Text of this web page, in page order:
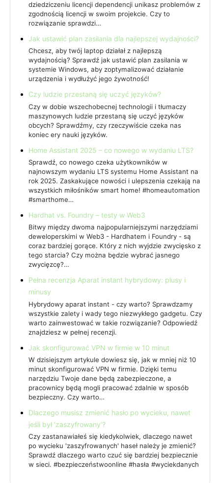
dziedziczeniu licencji dependencji unikasz problemów z
zgodnością licencji w swoim projekcie. Czy to
rozwiązanie sprawdzi…
Jak ustawić plan zasilania dla najlepszej wydajności?
Chcesz, aby twój laptop działał z najlepszą
wydajnością? Sprawdź jak ustawić plan zasilania w
systemie Windows, aby zoptymalizować działanie
urządzenia i wydłużyć jego żywotność!
Czy ludzie przestaną się uczyć języków?
Czy w dobie wszechobecnej technologii i tłumaczy
maszynowych ludzie przestaną się uczyć języków
obcych? Sprawdźmy, czy rzeczywiście czeka nas
koniec ery nauki języków.
Home Assistant 2025 – co nowego w wydaniu LTS?
Sprawdź, co nowego czeka użytkowników w
najnowszym wydaniu LTS systemu Home Assistant na
rok 2025. Zaskakujące nowości i ulepszenia czekają na
wszystkich miłośników smart home! #homeautomation
#smarthome…
Hardhat vs. Foundry – testy w Web3
Bitwy między dwoma najpopularniejszymi narzędziami
deweloperskimi w Web3 - Hardhatem i Foundry - są
coraz bardziej gorące. Który z nich wyjdzie zwycięsko z
tego starcia? Czy można będzie wybrać jasnego
zwycięzcę?…
Pełna recenzja Aparat instant hybrydowy: plusy i
minusy
Hybrydowy aparat instant - czy warto? Sprawdzamy
wszystkie zalety i wady tego niezwykłego gadgetu. Czy
warto zainwestować w takie rozwiązanie? Odpowiedź
znajdziesz w pełnej recenzji.
Jak skonfigurować VPN w firmie w 10 minut
W dzisiejszym artykule dowiesz się, jak w mniej niż 10
minut skonfigurować VPN w firmie. Dzięki temu
narzędziu Twoje dane będą zabezpieczone, a
pracownicy będą mogli pracować zdalnie w sposób
bezpieczny. Czy warto…
Dlaczego musisz zmienić hasło po wycieku, nawet
jeśli był ‘zaszyfrowany’?
Czy zastanawiałeś się kiedykolwiek, dlaczego nawet
po wycieku 'zaszyfrowanych' haseł należy je zmienić?
Sprawdź dlaczego warto czuć się bardziej bezpiecznie
w sieci. #bezpieczeństwoonline #hasła #wyciekdanych